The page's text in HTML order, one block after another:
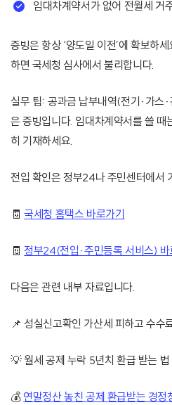
임대차계약서가 없어 전월세 거
증빙은 항상 ‘양도일 이전’에 확보하
하면 국세청 심사에서 불리합니다.
실무 팁: 공과금 납부내역(전기·가스
은 증빙입니다. 임대차계약서를 쓸 때
히 기재하세요.
전입 확인은 정부24나 주민센터에서
🧾국세청 홈택스 바로가기
🧾정부24(전입·주민등록 서비스) 바
다음은 관련 내부 자료입니다.
📌 성실신고확인 가산세 피하고 수수
💡 월세 공제 누락 5년치 환급 받는 법
💰 연말정산 놓친 공제 환급받는 경정